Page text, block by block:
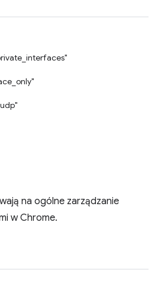
na ogólne zarządzanie
w Chrome.